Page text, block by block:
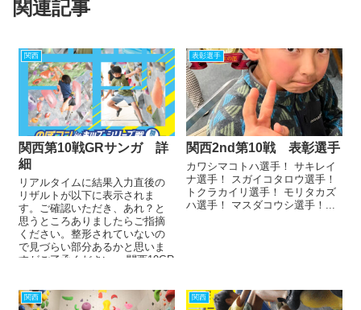
関連記事
関西
関西第10戦GRサンガ 詳
細
リアルタイムに結果入力直後の
リザルトが以下に表示されま
す。ご確認いただき、あれ？と
思うところありましたらご指摘
ください。整形されていないの
で見づらい部分あるかと思いま
すがご了承ください。 関西10GR
表彰選手
関西2nd第10戦 表彰選手
カワシマコトハ選手！ サキレイ
ナ選手！ スガイコタロウ選手！
トクラカイリ選手！ モリタカズ
ハ選手！ マスダコウシ選手！...
関西 関西